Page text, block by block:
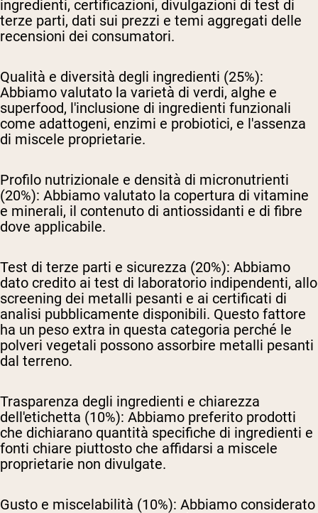
ingredienti, certificazioni, divulgazioni di test di
terze parti, dati sui prezzi e temi aggregati delle
recensioni dei consumatori.
Qualità e diversità degli ingredienti (25%):
Abbiamo valutato la varietà di verdi, alghe e
superfood, l'inclusione di ingredienti funzionali
come adattogeni, enzimi e probiotici, e l'assenza
di miscele proprietarie.
Profilo nutrizionale e densità di micronutrienti
(20%): Abbiamo valutato la copertura di vitamine
e minerali, il contenuto di antiossidanti e di fibre
dove applicabile.
Test di terze parti e sicurezza (20%): Abbiamo
dato credito ai test di laboratorio indipendenti, allo
screening dei metalli pesanti e ai certificati di
analisi pubblicamente disponibili. Questo fattore
ha un peso extra in questa categoria perché le
polveri vegetali possono assorbire metalli pesanti
dal terreno.
Trasparenza degli ingredienti e chiarezza
dell'etichetta (10%): Abbiamo preferito prodotti
che dichiarano quantità specifiche di ingredienti e
fonti chiare piuttosto che affidarsi a miscele
proprietarie non divulgate.
Gusto e miscelabilità (10%): Abbiamo considerato